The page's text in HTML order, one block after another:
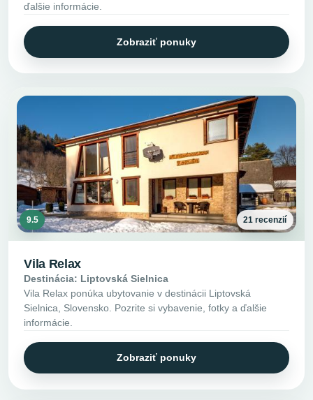
ďalšie informácie.
Zobraziť ponuky
9.5 21 recenzií
Vila Relax
Destinácia: Liptovská Sielnica
Vila Relax ponúka ubytovanie v destinácii Liptovská
Sielnica, Slovensko. Pozrite si vybavenie, fotky a ďalšie
informácie.
Zobraziť ponuky